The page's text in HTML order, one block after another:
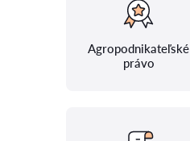
Agropodnikateľské
právo